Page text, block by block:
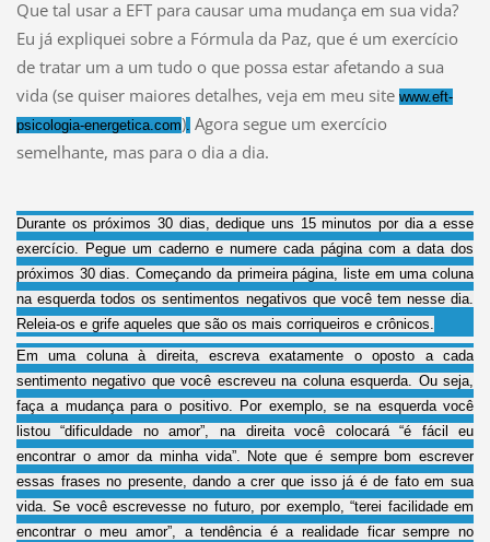
Que tal usar a EFT para causar uma mudança em sua vida?
Eu já expliquei sobre a Fórmula da Paz, que é um exercício
de tratar um a um tudo o que possa estar afetando a sua
vida (se quiser maiores detalhes, veja em meu site www.eft-
psicologia-energetica.com). Agora segue um exercício
semelhante, mas para o dia a dia.
Durante os próximos 30 dias, dedique uns 15 minutos por dia a esse
exercício. Pegue um caderno e numere cada página com a data dos
próximos 30 dias. Começando da primeira página, liste em uma coluna
na esquerda todos os sentimentos negativos que você tem nesse dia.
Releia-os e grife aqueles que são os mais corriqueiros e crônicos.
Em uma coluna à direita, escreva exatamente o oposto a cada
sentimento negativo que você escreveu na coluna esquerda. Ou seja,
faça a mudança para o positivo. Por exemplo, se na esquerda você
listou “dificuldade no amor”, na direita você colocará “é fácil eu
encontrar o amor da minha vida”. Note que é sempre bom escrever
essas frases no presente, dando a crer que isso já é de fato em sua
vida. Se você escrevesse no futuro, por exemplo, “terei facilidade em
encontrar o meu amor”, a tendência é a realidade ficar sempre no